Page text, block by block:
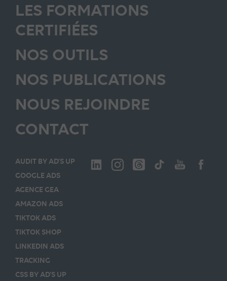
LES FORMATIONS
CERTIFIÉES
NOS OUTILS
NOS PUBLICATIONS
NOUS REJOINDRE
CONTACT
AUDIT BY AD’S UP
GOOGLE ADS
AGENCE GEA
AMAZON ADS
TIKTOK ADS
TIKTOK SHOP
LINKEDIN ADS
TRACKING
CSS BY AD’S UP